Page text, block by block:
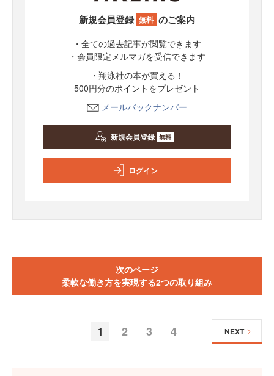
新規会員登録 無料 のご案内
・全ての過去記事が閲覧できます
・会員限定メルマガを受信できます
・翔泳社の本が買える！
500円分のポイントをプレゼント
メールバックナンバー
新規会員登録 無料
ログイン
次のページ
柔軟な働き方を実現する2つの取り組み
1 2 3 4 NEXT